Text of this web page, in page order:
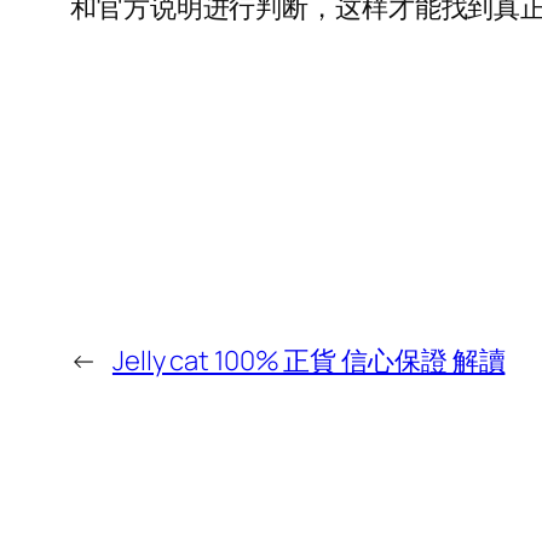
和官方说明进行判断，这样才能找到真
← Jelly cat 100% 正貨 信心保證 解讀